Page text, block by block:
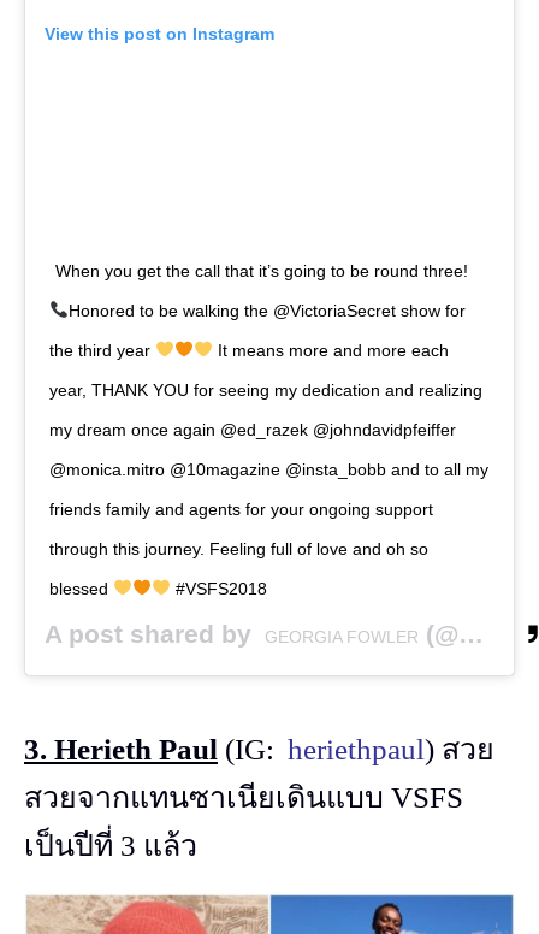
View this post on Instagram
When you get the call that it’s going to be round three!
Honored to be walking the @VictoriaSecret show for
the third year It means more and more each
year, THANK YOU for seeing my dedication and realizing
my dream once again @ed_razek @johndavidpfeiffer
@monica.mitro @10magazine @insta_bobb and to all my
friends family and agents for your ongoing support
through this journey. Feeling full of love and oh so
blessed #VSFS2018
A post shared by GEORGIA FOWLER (@georgiafowler) on
3. Herieth Paul (IG: heriethpaul) สวย
สวยจากแทนซาเนียเดินแบบ VSFS
เป็นปีที่ 3 แล้ว